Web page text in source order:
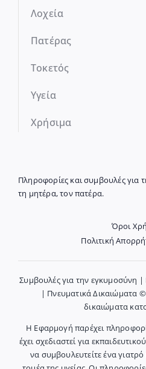
Λοχεία
Πατέρας
Τοκετός
Υγεία
Χρήσιμα
Πληροφορίες και συμβουλές για
τη μητέρα, τον πατέρα.
Όροι
Πολιτική
Συμβουλές για την εγκυμοσύνη
| Πνευματικά Δικαιώματα
δικαιώματα
Η Εφαρμογή παρέχει
έχει σχεδιαστεί για
να συμβουλευτείτε ένα